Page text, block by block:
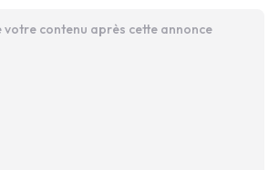
votre contenu après cette annonce